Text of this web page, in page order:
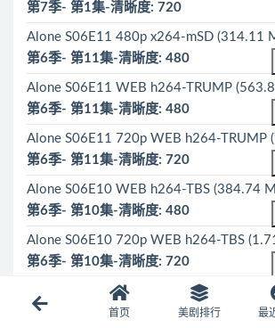
第7季- 第1集-清晰度: 720
Alone S06E11 480p x264-mSD (314.11
第6季- 第11集-清晰度: 480
Alone S06E11 WEB h264-TRUMP
第6季- 第11集-清晰度: 480
Alone S06E11 720p WEB h264-TRUMP
第6季- 第11集-清晰度: 720
Alone S06E10 WEB h264-TBS (384.74
第6季- 第10集-清晰度: 480
Alone S06E10 720p WEB h264-TBS
第6季- 第10集-清晰度: 720
Alone S06E10 480p x264-mSD (222.54
第6季- 第10集-清晰度: 480
首页 美剧排行 最